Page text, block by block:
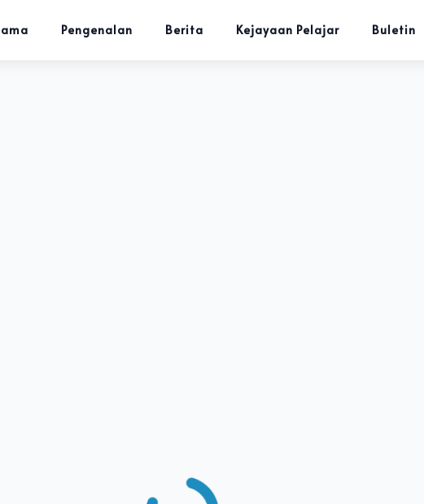
Pengenalan Berita Kejayaan Pelajar Buletin